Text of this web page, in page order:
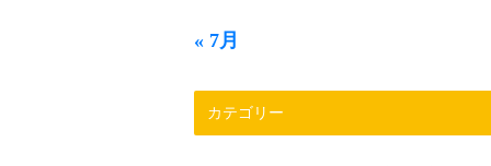
« 7月
カテゴリー